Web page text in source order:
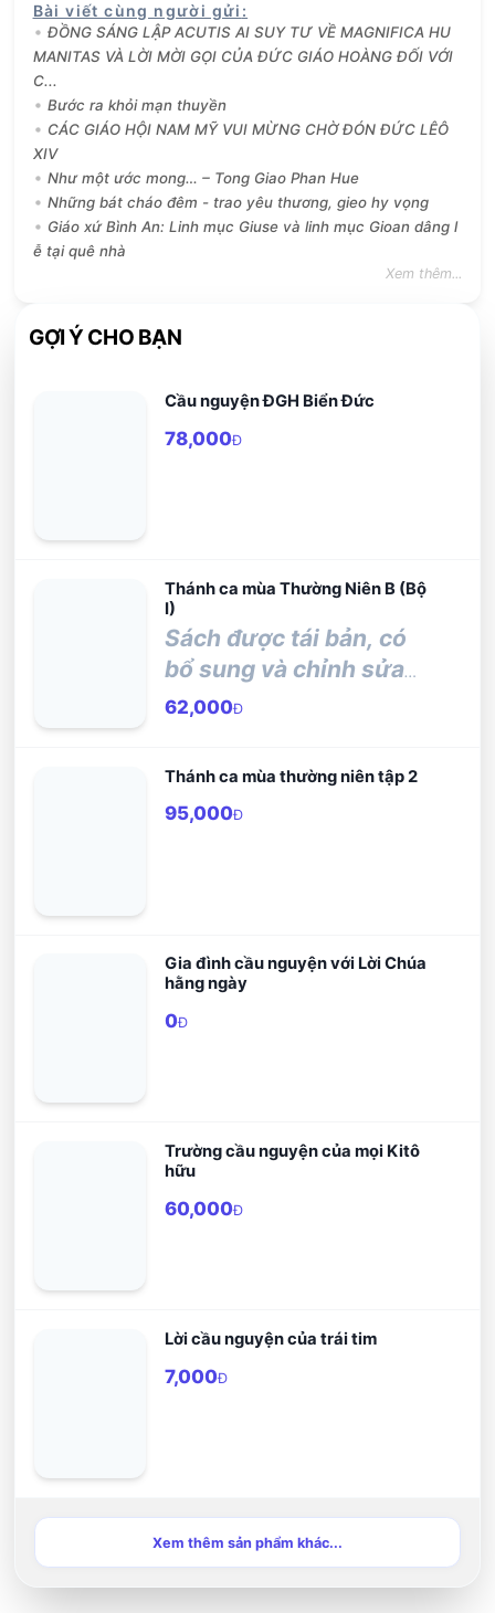
Bài viết cùng người gửi :
ĐỒNG SÁNG LẬP ACUTIS AI SUY TƯ VỀ MAGNIFICA HU
MANITAS VÀ LỜI MỜI GỌI CỦA ĐỨC GIÁO HOÀNG ĐỐI VỚI
C...
Bước ra khỏi mạn thuyền
CÁC GIÁO HỘI NAM MỸ VUI MỪNG CHỜ ĐÓN ĐỨC LÊÔ
XIV
Như một ước mong… – Tong Giao Phan Hue
Những bát cháo đêm - trao yêu thương, gieo hy vọng
Giáo xứ Bình An: Linh mục Giuse và linh mục Gioan dâng l
ễ tại quê nhà
Xem thêm...
GỢI Ý CHO BẠN
Cầu nguyện ĐGH Biển Đức
78,000Đ
Thánh ca mùa Thường Niên B (Bộ
I)
Sách được tái bản, có
bổ sung và chỉnh sửa
từ quyển sau:
62,000Đ
Thánh ca mùa thường niên tập 2
95,000Đ
Gia đình cầu nguyện với Lời Chúa
hằng ngày
0Đ
Trường cầu nguyện của mọi Kitô
hữu
60,000Đ
Lời cầu nguyện của trái tim
7,000Đ
Xem thêm sản phẩm khác...